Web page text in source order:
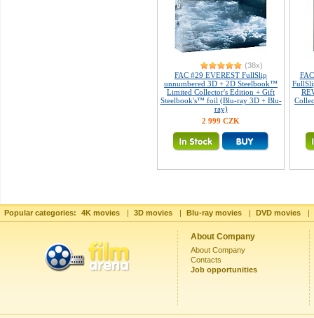
(38x)
FAC #29 EVEREST FullSlip
unnumbered 3D + 2D Steelbook™
Limited Collector's Edition + Gift
Steelbook's™ foil (Blu-ray 3D + Blu-
ray)
2 999 CZK
Popular categories: 4K movies | 3D movies | Blu-ray movies | DVD movies |
About Company
About Company
Contacts
Job opportunities